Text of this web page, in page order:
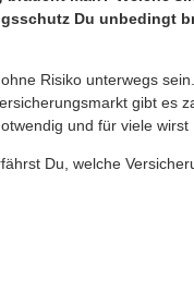
Du unbedingt
Risiko unterwegs
gibt es
und für viele wirst
Du, welche